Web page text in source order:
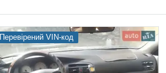
Перевірений VIN-код